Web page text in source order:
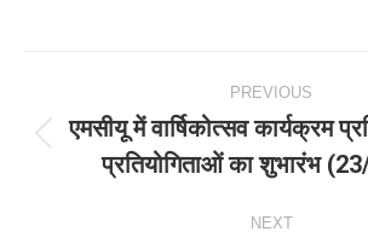
navigation
PREVIOUS
Previous
post:
एमसीयू में वार्षिकोत्सव कार्यक्रम
प्रतियोगिताओं का शुभारंभ
NEXT